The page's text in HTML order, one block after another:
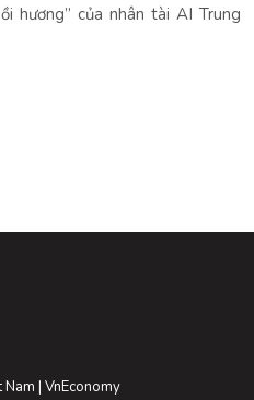
hương” của nhân tài AI Trung
Nam | VnEconomy